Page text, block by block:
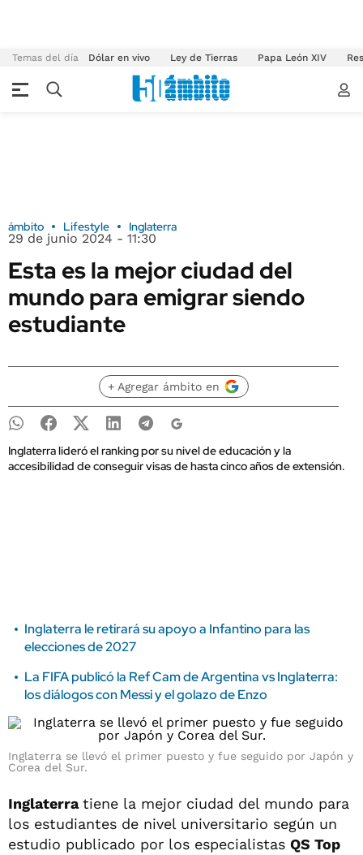
Temas del día Dólar en vivo Ley de Tierras Papa León XIV
ámbito Lifestyle Inglaterra
29 de junio 2024 - 11:30
Esta es la mejor ciudad del
mundo para emigrar siendo
estudiante
+ Agregar ámbito en
Inglaterra lideró el ranking por su nivel de educación y la
accesibilidad de conseguir visas de hasta cinco años de extensión.
Inglaterra le retirará su apoyo a Infantino para las
elecciones de 2027
La FIFA publicó la Ref Cam de Argentina vs Inglaterra:
los diálogos con Messi y el golazo de Enzo
Inglaterra se llevó el primer puesto y fue seguido por Japón y
Corea del Sur.
Inglaterratiene la mejor ciudad del mundo para
los estudiantes de nivel universitario según un
estudio publicado por los especialistas QS Top